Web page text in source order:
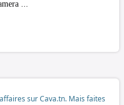
...
sur Cava.tn. Mais faites